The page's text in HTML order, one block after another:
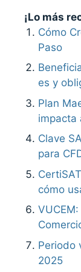
¡Lo más
Cómo
Paso
es y
Plan
impacta
Clave
para
cómo
Periodo
2025